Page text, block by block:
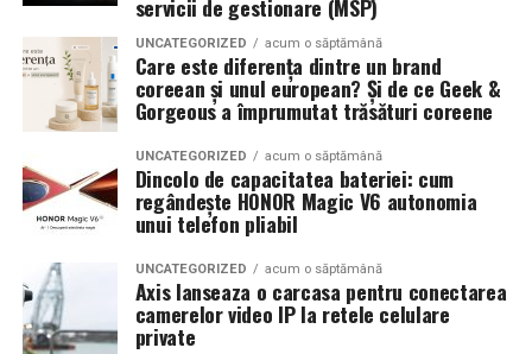
servicii de gestionare (MSP)
UNCATEGORIZED acum o săptămână
Care este diferența dintre un brand
coreean și unul european? Și de ce Geek &
Gorgeous a împrumutat trăsături coreene
UNCATEGORIZED acum o săptămână
Dincolo de capacitatea bateriei: cum
regândește HONOR Magic V6 autonomia
unui telefon pliabil
UNCATEGORIZED acum o săptămână
Axis lanseaza o carcasa pentru conectarea
camerelor video IP la retele celulare
private